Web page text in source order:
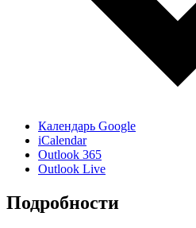
Календарь Google
iCalendar
Outlook 365
Outlook Live
Подробности